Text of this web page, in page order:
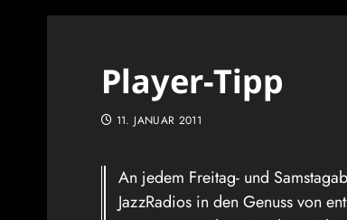
Player-Tipp
11. JANUAR 2011
An jedem Freitag- und
JazzRadios in den Genuss von